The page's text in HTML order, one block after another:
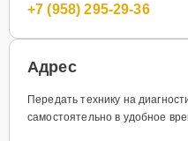
+7 (958) 295-29-36
Адрес
Передать технику на
самостоятельно в удобное